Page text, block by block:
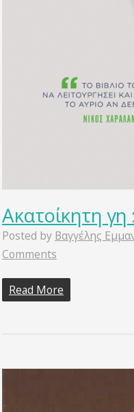
Ακατοίκητη γη
Posted by Βαγγέλης
Comments
Read More